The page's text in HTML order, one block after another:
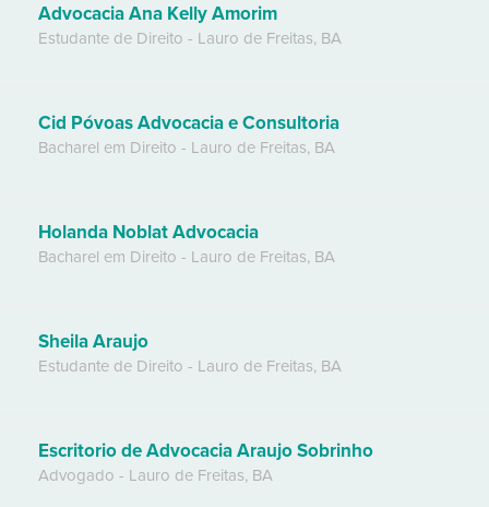
Advocacia Ana Kelly Amorim
Estudante de Direito - Lauro de Freitas, BA
Cid Póvoas Advocacia e Consultoria
Bacharel em Direito - Lauro de Freitas, BA
Holanda Noblat Advocacia
Bacharel em Direito - Lauro de Freitas, BA
Sheila Araujo
Estudante de Direito - Lauro de Freitas, BA
Escritorio de Advocacia Araujo Sobrinho
Advogado - Lauro de Freitas, BA